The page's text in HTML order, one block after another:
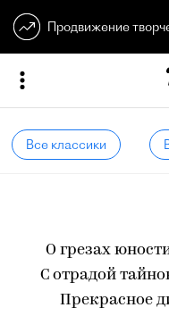
Продвижение
Все классики
О грезах
С отрадой
Прекрасное